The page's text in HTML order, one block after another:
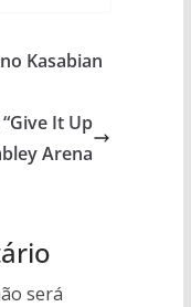
Kasabian
It Up
Arena
será